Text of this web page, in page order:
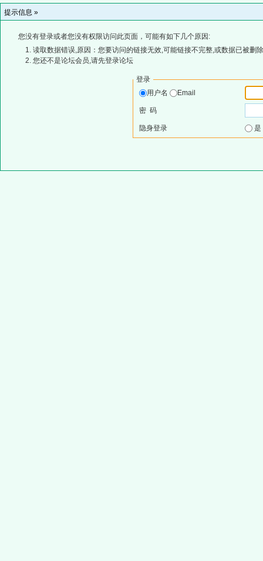
提示信息 »
您没有登录或者您没有权限访问此页面，可能有如下几个原因:
读取数据错误,原因：您要访问的链接无效,可能链接不完整,或数据已被删
您还不是论坛会员,请先登录论坛
登录
用户名
Email
密 码
隐身登录